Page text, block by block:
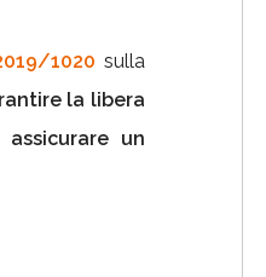
1020 sulla
la libera
un